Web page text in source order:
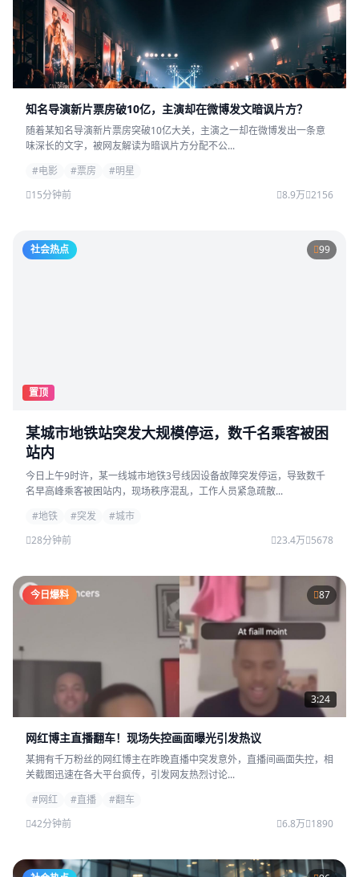
知名导演新片票房破10亿，主演却在微博发文暗讽片方？
随着某知名导演新片票房突破10亿大关，主演之一却在微博发出一条意
味深长的文字，被网友解读为暗讽片方分配不公...
#电影
#票房
#明星
15分钟前
8.9万 2156
社会热点 99
置顶
某城市地铁站突发大规模停运，数千名乘客被困
站内
今日上午9时许，某一线城市地铁3号线因设备故障突发停运，导致数千
名早高峰乘客被困站内，现场秩序混乱，工作人员紧急疏散...
#地铁
#突发
#城市
28分钟前
23.4万 5678
今日爆料 87
3:24
网红博主直播翻车！现场失控画面曝光引发热议
某拥有千万粉丝的网红博主在昨晚直播中突发意外，直播间画面失控，相
关截图迅速在各大平台疯传，引发网友热烈讨论...
#网红
#直播
#翻车
42分钟前
6.8万 1890